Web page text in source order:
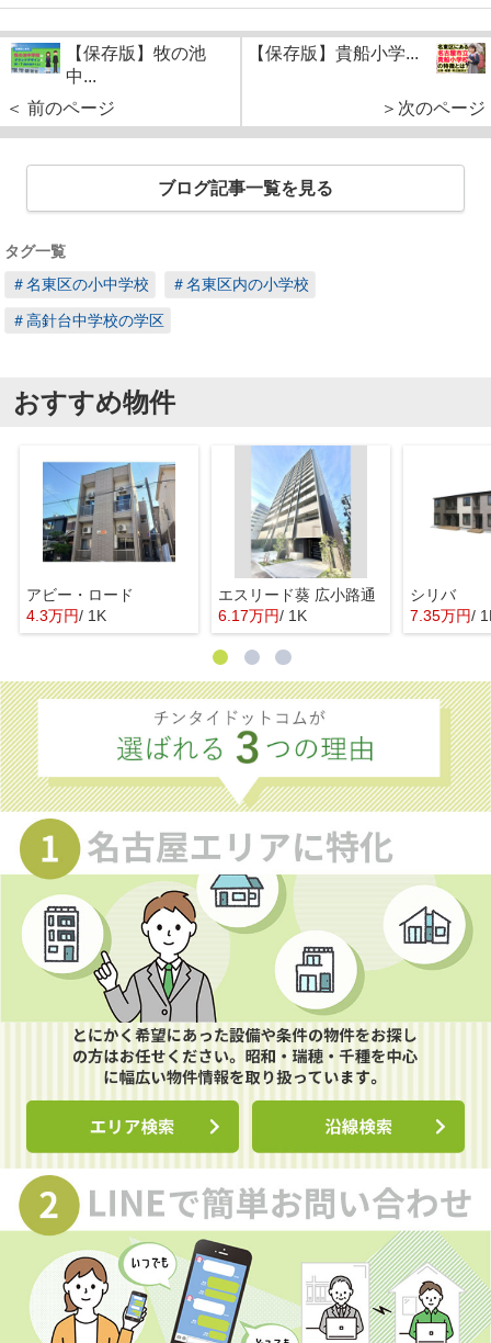
【保存版】牧の池
中...
＜ 前のページ
【保存版】貴船小学...
＞次のページ
ブログ記事一覧を見る
タグ一覧
＃名東区の小中学校
＃名東区内の小学校
＃高針台中学校の学区
おすすめ物件
アビー・ロード
4.3万円/ 1K
エスリード葵 広小路通
6.17万円/ 1K
シリバ
7.35万円/